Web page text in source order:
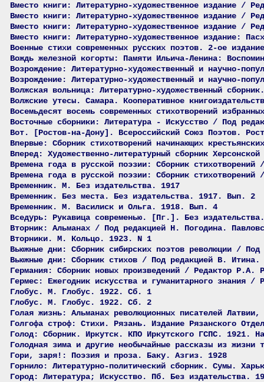
Вместо книги: Литературно-художественное издание /
Вместо книги: Литературно-художественное издание /
Вместо книги: Литературно-художественное издание /
Вместо книги: Литературно-художественное издание:
Военные стихи современных русских поэтов. 2-ое
Вождь железной когорты: Памяти Ильича-Ленина:
Возрождение: Литературно-художественный и научно-
Возрождение: Литературно-художественный и научно-
Волжская вольница: Литературно-художественный
Волжские утесы. Самара. Кооперативное
Восемьдесят восемь современных стихотворений
Восточные сборники: Литература - Искусство / Под
Вот. [Ростов-на-Дону]. Всероссийский Союз Поэтов.
Впервые: Сборник стихотворений начинающих
Вперед: Художественно-литературный сборник
Времена года в русской поэзии: Сборник
Времена года в русской поэзии: Сборник
Временник. М. Без издательства. 1917
Временник. Без места. Без издательства. 1917. Вып. 2
Временник. М. Василиск и Ольга. 1918. Вып. 4
Вседурь: Рукавица современью. [Пг.]. Без
Вторник: Альманах / Под редакцией Н. Погодина.
Вторники. М. Кольцо. 1923. N 1
Вьюжные дни: Сборник сибирских поэтов революции /
Вьюжные дни: Сборник стихов / Под редакцией В.
Германия: Сборник новых произведений / Редактор
Гермес: Ежегодник искусства и гуманитарного
Глобус. М. Глобус. 1922. Сб. 1
Глобус. М. Глобус. 1922. Сб. 2
Голая жизнь: Альманах революционных писателей
Голгофа строф: Стихи. Рязань. Издание Рязанского
Голод: Сборник. Иркутск. КПО Иркутского ГСПС. 1921.
Голодная зима и другие необычайные рассказы из
Гори, заря!: Поэзия и проза. Баку. Азгиз. 1928
Горнило: Литературно-политический сборник. Сумы.
Город: Литература; Искусство. Пб. Без издательства.